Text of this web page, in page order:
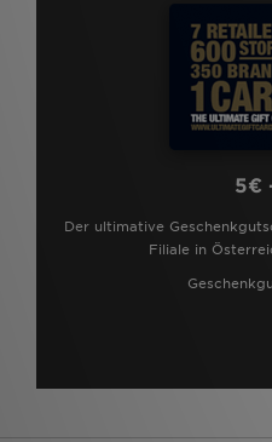
5€
Der ultimative
Filiale in